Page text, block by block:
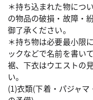
＊持ち込まれた物につ
の物品の破損・故障・
御了承ください。
＊持ち物は必要最小限
ックなどで名前を書い
裾、下衣はウエストの
い。
(1)衣類(下着・パジャ